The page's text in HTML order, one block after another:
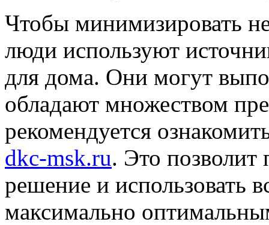
Чтобы минимизировать
люди используют
для дома. Они могут
обладают множеством
рекомендуется
dkc-msk.ru. Это позволит
решение и использовать
максимально